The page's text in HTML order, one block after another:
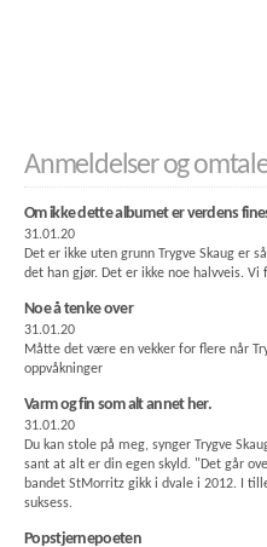
Anmeldelser og
Om ikke dette albumet er verdens
31.01.20
Det er ikke uten grunn Trygve Skaug er
det han gjør. Det er ikke noe halvveis.
Noe å tenke over
31.01.20
Måtte det være en vekker for flere når
oppvåkninger
Varm og fin som alt annet her.
31.01.20
Du kan stole på meg, synger Trygve
sant at alt er din egen skyld. "Det går
bandet StMorritz gikk i dvale i 2012. I
suksess.
Popstjernepoeten